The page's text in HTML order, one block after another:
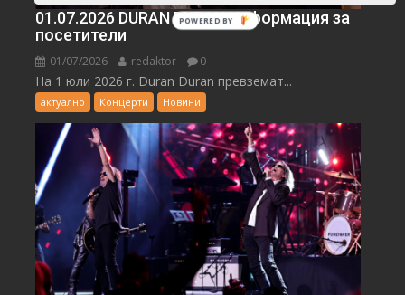
01.07.2026 DURAN DURAN Информация за
посетители
01/07/2026 redaktor 0
На 1 юли 2026 г. Duran Duran превземат...
актуално Концерти Новини